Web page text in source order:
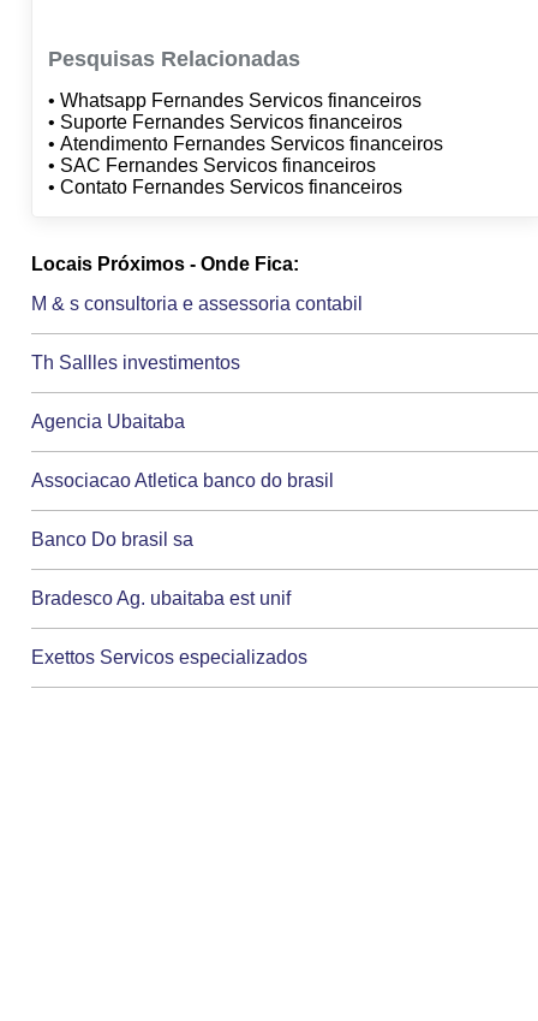
Pesquisas Relacionadas
• Whatsapp Fernandes Servicos financeiros
• Suporte Fernandes Servicos financeiros
• Atendimento Fernandes Servicos financeiros
• SAC Fernandes Servicos financeiros
• Contato Fernandes Servicos financeiros
Locais Próximos - Onde Fica:
M & s consultoria e assessoria contabil
Th Sallles investimentos
Agencia Ubaitaba
Associacao Atletica banco do brasil
Banco Do brasil sa
Bradesco Ag. ubaitaba est unif
Exettos Servicos especializados